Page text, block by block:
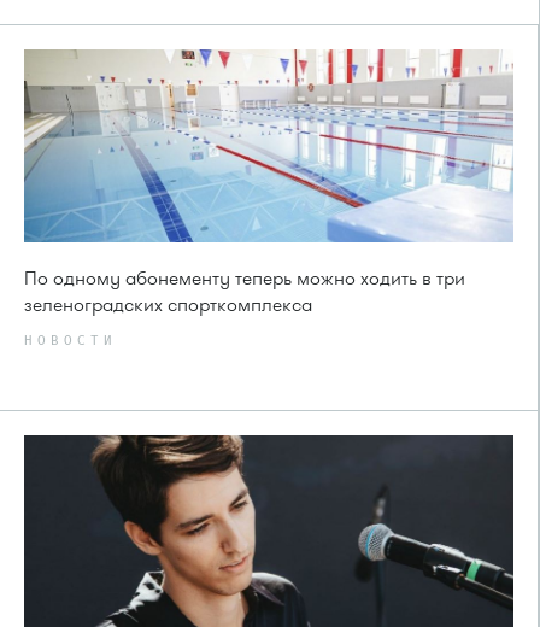
По одному абонементу теперь можно ходить в три
зеленоградских спорткомплекса
НОВОСТИ